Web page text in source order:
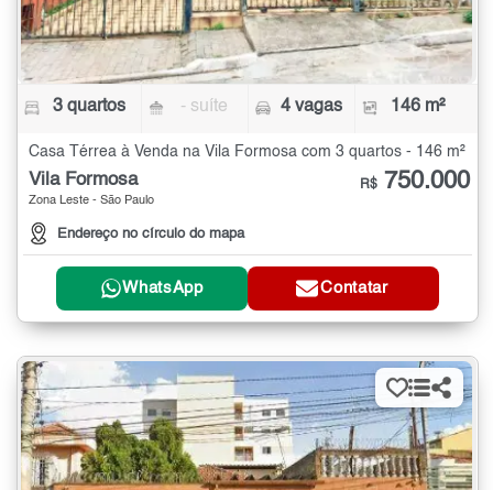
3 quartos - suíte 4 vagas 146 m²
Casa Térrea à Venda na Vila Formosa com 3 quartos - 146 m²
Vila Formosa
Zona Leste - São Paulo
Endereço no círculo do mapa
R$ 750.000
WhatsApp Contatar